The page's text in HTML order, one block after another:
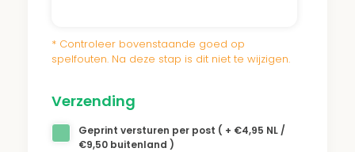
* Controleer bovenstaande goed op
spelfouten. Na deze stap is dit niet te wijzigen.
Verzending
Geprint versturen per post ( + €4,95 NL /
€9,50 buitenland )